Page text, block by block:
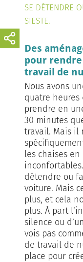
SE DÉTENDRE
SIESTE.
Des
pour
travail de
Nous avons
quatre heures
prendre en
30 minutes
travail. Mais il
les chaises
détendre ou
voiture. Mais
plus, et cela
plus. À part
silence ou
vois pas
de travail de
place pour